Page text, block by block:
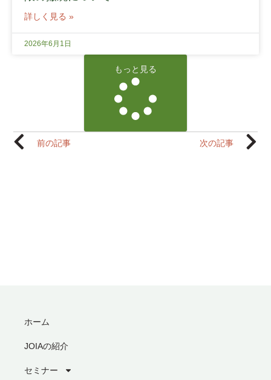
詳しく見る »
2026年6月1日
もっと見る
前の記事 次の記事
ホーム
JOIAの紹介
セミナー